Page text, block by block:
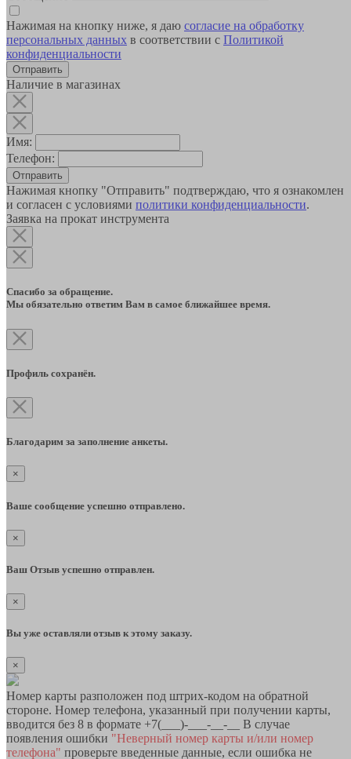
Нажимая на кнопку ниже, я даю согласие на обработку
персональных данных в соответствии с Политикой
конфиденциальности
Наличие в магазинах
Имя:
Телефон:
Отправить
Нажимая кнопку "Отправить" подтверждаю, что я ознакомлен
и согласен с условиями политики конфиденциальности.
Заявка на прокат инструмента
Спасибо за обращение.
Мы обязательно ответим Вам в самое ближайшее время.
Профиль сохранён.
Благодарим за заполнение анкеты.
×
Ваше сообщение успешно отправлено.
×
Ваш Отзыв успешно отправлен.
×
Вы уже оставляли отзыв к этому заказу.
×
Номер карты разположен под штрих-кодом на обратной
стороне. Номер телефона, указанный при получении карты,
вводится без 8 в формате +7(___)-___-__-__ В случае
появления ошибки "Неверный номер карты и/или номер
телефона" проверьте введенные данные, если ошибка не